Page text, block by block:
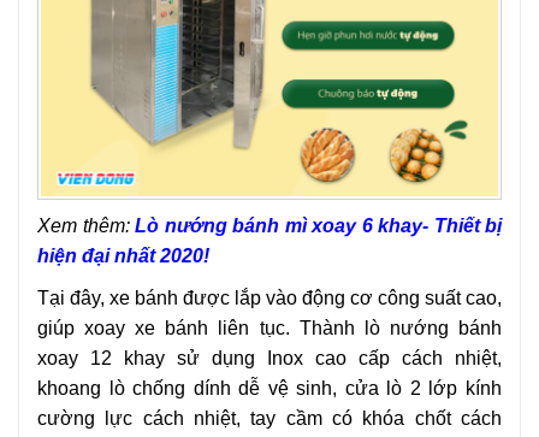
Xem thêm: Lò nướng bánh mì xoay 6 khay- Thiết bị
hiện đại nhất 2020!
Tại đây, xe bánh được lắp vào động cơ công suất cao,
giúp xoay xe bánh liên tục. Thành lò nướng bánh
xoay 12 khay sử dụng Inox cao cấp cách nhiệt,
khoang lò chống dính dễ vệ sinh, cửa lò 2 lớp kính
cường lực cách nhiệt, tay cầm có khóa chốt cách